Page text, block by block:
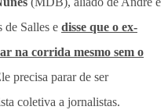
de Salles e disse que o ex-
na corrida mesmo sem o
precisa parar de ser
coletiva a jornalistas.